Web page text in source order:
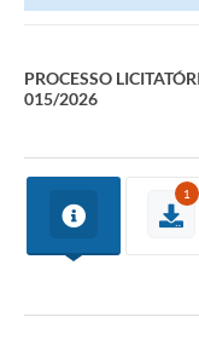
PROCESSO
015/2026
1